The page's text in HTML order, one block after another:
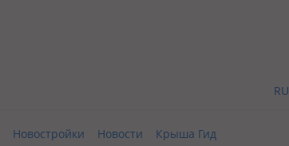
RU
Новостройки Новости Крыша Гид